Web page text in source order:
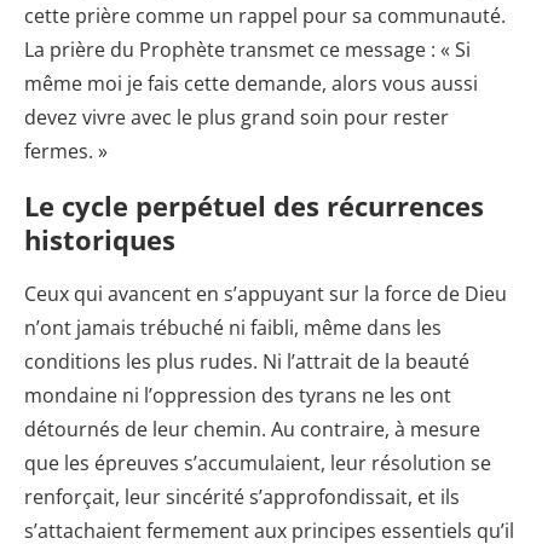
cette prière comme un rappel pour sa communauté.
La prière du Prophète transmet ce message : « Si
même moi je fais cette demande, alors vous aussi
devez vivre avec le plus grand soin pour rester
fermes. »
Le cycle perpétuel des récurrences
historiques
Ceux qui avancent en s’appuyant sur la force de Dieu
n’ont jamais trébuché ni faibli, même dans les
conditions les plus rudes. Ni l’attrait de la beauté
mondaine ni l’oppression des tyrans ne les ont
détournés de leur chemin. Au contraire, à mesure
que les épreuves s’accumulaient, leur résolution se
renforçait, leur sincérité s’approfondissait, et ils
s’attachaient fermement aux principes essentiels qu’il